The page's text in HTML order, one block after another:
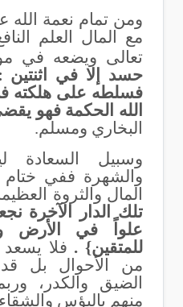
ومن تمام نعمة الله
مع المال العلم
تعالى ويضعه في
حسد إلا في اثنتين
فسلطه على هلكته
الله الحكمة فهو
البخاري ومسلم.
وسبيل السعادة
والشهرة ففي
المال والثروة
تلك الدار الآخرة
علواً في الأرض
للمتقين} . فلا يسعد
من الأحوال بل
الضيق والكدر،
منهم بالبؤس والشقاء